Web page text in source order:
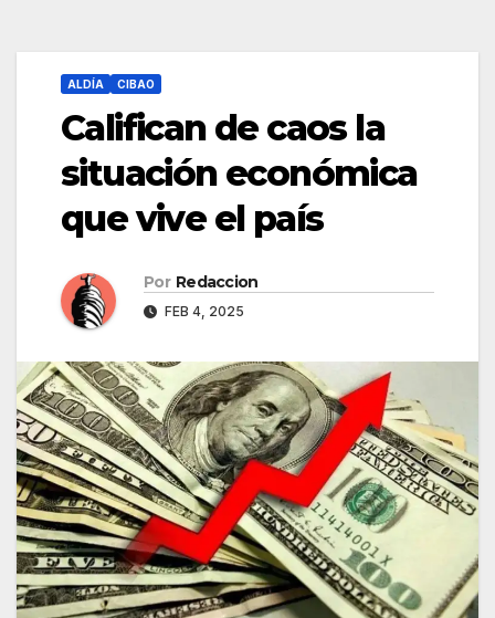
ALDÍA CIBAO
Califican de caos la
situación económica
que vive el país
Por Redaccion
FEB 4, 2025